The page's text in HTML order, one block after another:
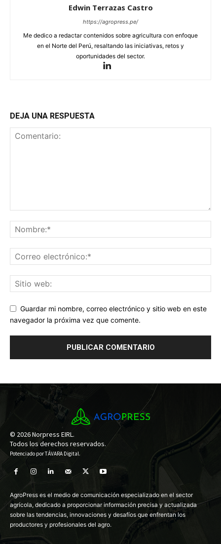
Edwin Terrazas Castro
https://agropress.pe/
Me dedico a redactar contenidos sobre agricultura con enfoque
en el Norte del Perú, resaltando las iniciativas, retos y
oportunidades del sector.
DEJA UNA RESPUESTA
Guardar mi nombre, correo electrónico y sitio web en este
navegador la próxima vez que comente.
© 2026 Norpress EIRL.
Todos los derechos reservados.
Potenciado porTÁVARA Digital.
AgroPress es el medio de comunicación especializado en el sector
agrícola, dedicado a proporcionar información precisa y actualizada
sobre las tendencias, innovaciones y desafíos que enfrentan los
productores y profesionales del agro.